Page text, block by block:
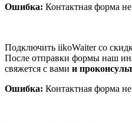
Ошибка: Контактная форма
Подключить iikoWaiter со
После отправки формы наш
свяжется с вами и
Ошибка: Контактная форма